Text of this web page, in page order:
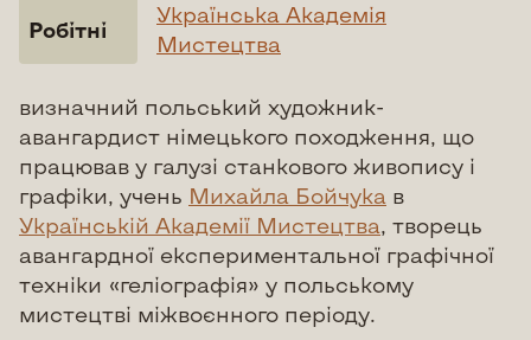
Робітні
Українська Академія
Мистецтва
визначний польський художник-
авангардист німецького походження, що
працював у галузі станкового живопису і
графіки, учень Михайла Бойчука в
Українській Академії Мистецтва, творець
авангардної експериментальної графічної
техніки «геліографія» у польському
мистецтві міжвоєнного періоду.